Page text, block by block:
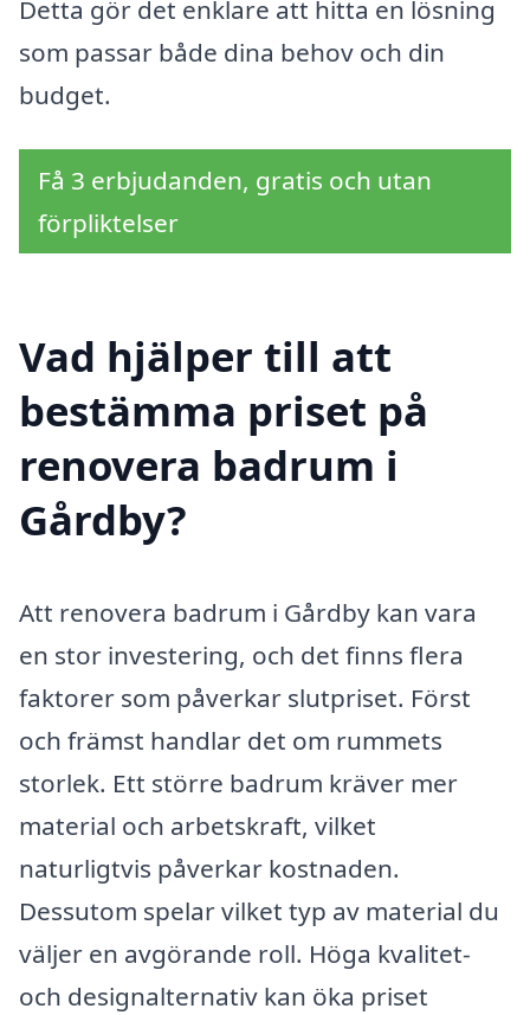
Detta gör det enklare att hitta en lösning
som passar både dina behov och din
budget.
Få 3 erbjudanden, gratis och utan
förpliktelser
Vad hjälper till att
bestämma priset på
renovera badrum i
Gårdby?
Att renovera badrum i Gårdby kan vara
en stor investering, och det finns flera
faktorer som påverkar slutpriset. Först
och främst handlar det om rummets
storlek. Ett större badrum kräver mer
material och arbetskraft, vilket
naturligtvis påverkar kostnaden.
Dessutom spelar vilket typ av material du
väljer en avgörande roll. Höga kvalitet-
och designalternativ kan öka priset